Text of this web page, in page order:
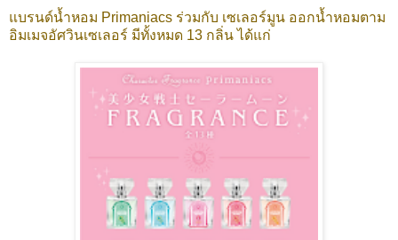
แบรนด์น้ำหอม Primaniacs ร่วมกับ เซเลอร์มูน ออกน้ำหอมตาม
อิมเมจอัศวินเซเลอร์ มีทั้งหมด 13 กลิ่น ได้แก่